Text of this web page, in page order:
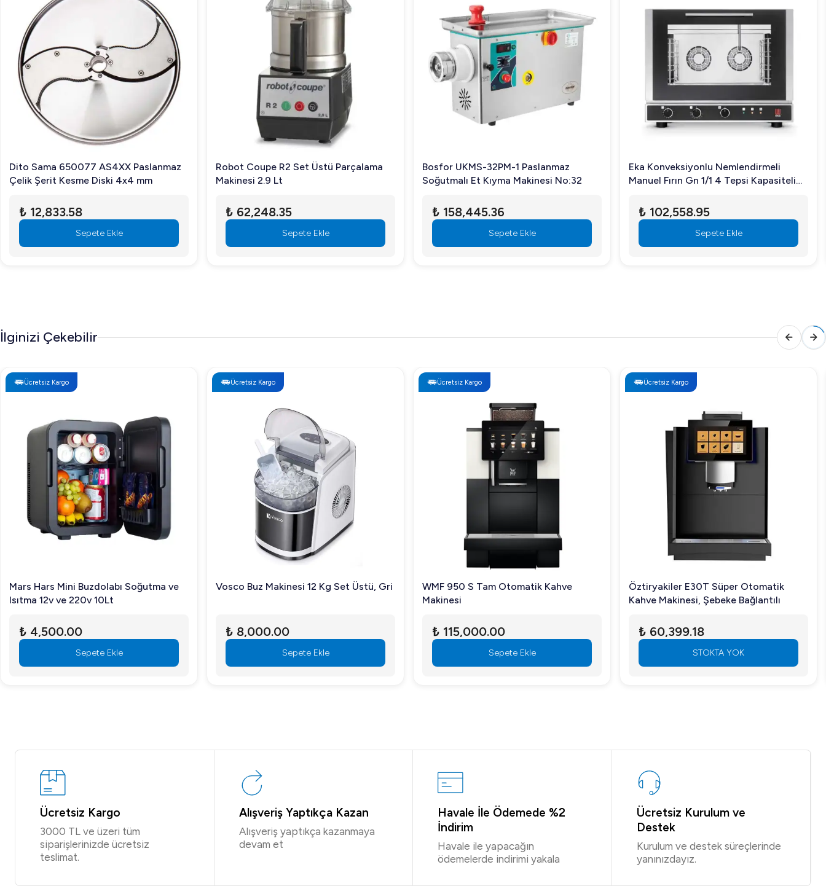
Dito Sama 650077 AS4XX Paslanmaz
Çelik Şerit Kesme Diski 4x4 mm
₺ 12,833.58
Sepete Ekle
Robot Coupe R2 Set Üstü Parçalama
Makinesi 2.9 Lt
₺ 62,248.35
Sepete Ekle
Bosfor UKMS-32PM-1 Paslanmaz
Soğutmalı Et Kıyma Makinesi No:32
₺ 158,445.36
Sepete Ekle
Eka Konveksiyonlu Nemlendirmeli
Manuel Fırın Gn 1/1 4 Tepsi Kapasiteli
₺ 102,558.95
Sepete Ekle
İlginizi Çekebilir
Ücretsiz Kargo
Mars Hars Mini Buzdolabı Soğutma ve
Isıtma 12v ve 220v 10Lt
₺ 4,500.00
Sepete Ekle
Ücretsiz Kargo
Vosco Buz Makinesi 12 Kg Set Üstü, Gri
₺ 8,000.00
Sepete Ekle
Ücretsiz Kargo
WMF 950 S Tam Otomatik Kahve
Makinesi
₺ 115,000.00
Sepete Ekle
Ücretsiz Kargo
Öztiryakiler E30T Süper Otomatik
Kahve Makinesi, Şebeke Bağlantılı
₺ 60,399.18
STOKTA YOK
Ücretsiz Kargo
3000 TL ve üzeri tüm
siparişlerinizde ücretsiz
teslimat.
Alışveriş Yaptıkça Kazan
Alışveriş yaptıkça kazanmaya
devam et
Havale İle Ödemede %2
İndirim
Havale ile yapacağın
ödemelerde indirimi yakala
Ücretsiz Kurulum ve
Destek
Kurulum ve destek süreçlerinde
yanınızdayız.